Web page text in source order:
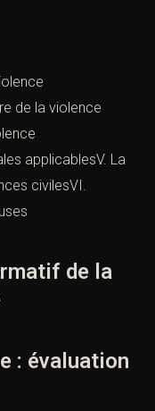
de la violence
applicablesV. La
civilesVI.
de la
: